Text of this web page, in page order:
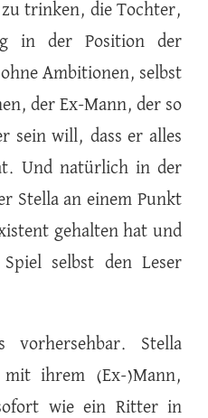
trinken, die Tochter,
in der Position der
Ambitionen, selbst
der Ex-Mann, der so
sein will, dass er alles
Und natürlich in der
Stella an einem Punkt
gehalten hat und
selbst den Leser
vorhersehbar. Stella
ihrem (Ex-)Mann,
wie ein Ritter in